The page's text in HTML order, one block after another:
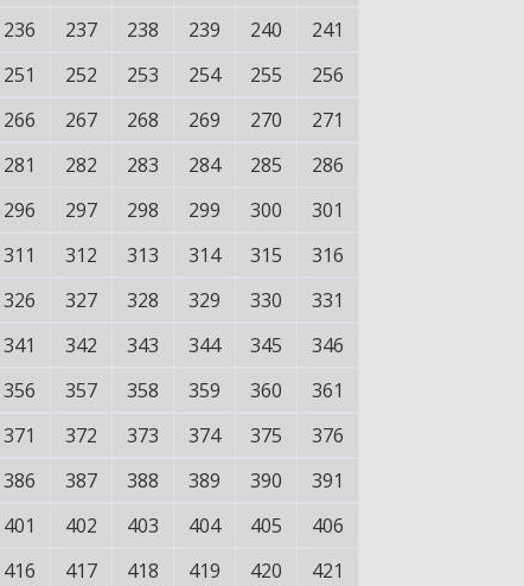
236 237 238 239 240
241
251 252 253 254 255
256
266 267 268 269 270
271
281 282 283 284 285
286
296 297 298 299 300
301
311 312 313 314 315
316
326 327 328 329 330
331
341 342 343 344 345
346
356 357 358 359 360
361
371 372 373 374 375
376
386 387 388 389 390
391
401 402 403 404 405
406
416 417 418 419 420
421